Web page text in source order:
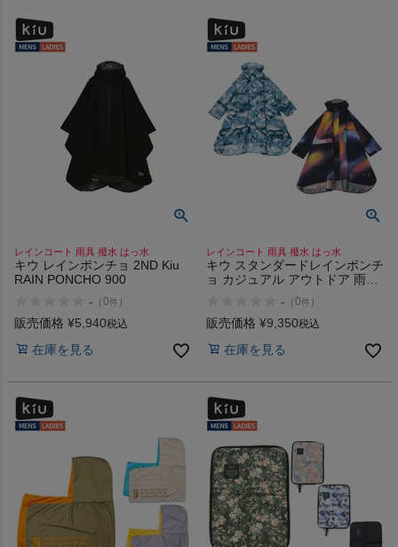
NIKE
もっと見る
メンズカジュアルウェア
レディーススポーツウェア
スポーツシューズ
もっと見る
レインコート 雨具 撥水 はっ水
キウ レインポンチョ 2ND Kiu
RAIN PONCHO 900
- （0件 ）
販売価格 ¥5,940税込
在庫を見る
レインコート 雨具 撥水 はっ水
キウ スタンダードレインポンチ
ョ カジュアル アウトドア 雨合
ェス キャンプ 通勤 通学 670
671 FUJI ROCK
- （0件 ）
販売価格 ¥9,350税込
在庫を見る